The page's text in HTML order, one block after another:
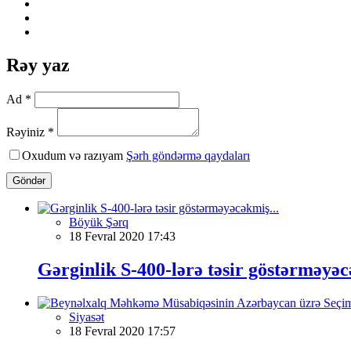
Rəy yaz
Ad *
Rəyiniz *
Oxudum və razıyam Şərh göndərmə qaydaları
Göndər
Böyük Şərq
18 Fevral 2020 17:43
Gərginlik S-400-lərə təsir
Siyasət
18 Fevral 2020 17:57